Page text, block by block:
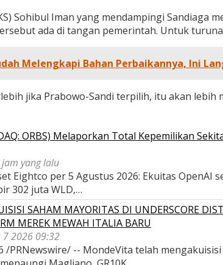
Sohibul Iman yang mendampingi
ada di tangan pemerintah. Untuk
Melengkapi Bahan Perbaikannya, Ini
jika Prabowo-Sandi terpilih, itu akan lebih
ORBS) Melaporkan Total Kepemilikan
jam yang lalu
Eightco per 5 Agustus 2026: Ekuitas
302 juta WLD,…
SAHAM MAYORITAS DI UNDERSCORE
MEREK MEWAH ITALIA BARU
7 2026 09:32
/PRNewswire/ -- MondeVita telah